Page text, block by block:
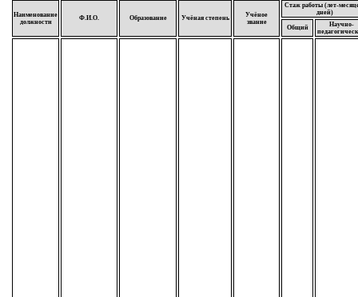
Наименование
должности
Ф.И.О. Образование Учёная степень
Учёное
звание
Стаж работы (лет-
дней)
Общий
Научно-